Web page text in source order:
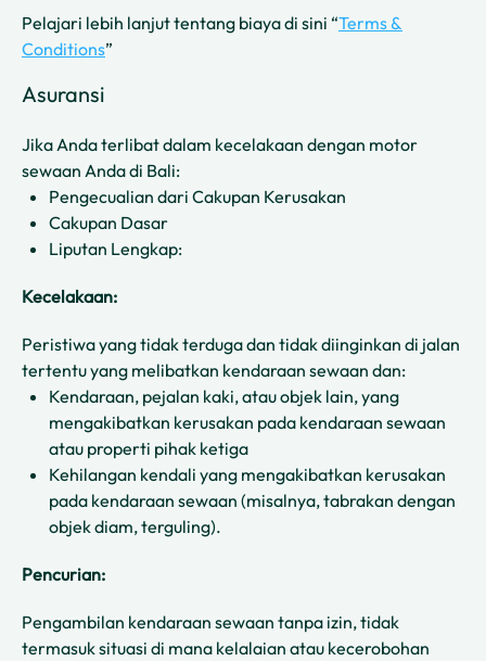
Pelajari lebih lanjut tentang biaya di sini “Terms &
Conditions”
Asuransi
Jika Anda terlibat dalam kecelakaan dengan motor
sewaan Anda di Bali:
Pengecualian dari Cakupan Kerusakan
Cakupan Dasar
Liputan Lengkap:
Kecelakaan:
Peristiwa yang tidak terduga dan tidak diinginkan di jalan
tertentu yang melibatkan kendaraan sewaan dan:
Kendaraan, pejalan kaki, atau objek lain, yang
mengakibatkan kerusakan pada kendaraan sewaan
atau properti pihak ketiga
Kehilangan kendali yang mengakibatkan kerusakan
pada kendaraan sewaan (misalnya, tabrakan dengan
objek diam, terguling).
Pencurian:
Pengambilan kendaraan sewaan tanpa izin, tidak
termasuk situasi di mana kelalaian atau kecerobohan